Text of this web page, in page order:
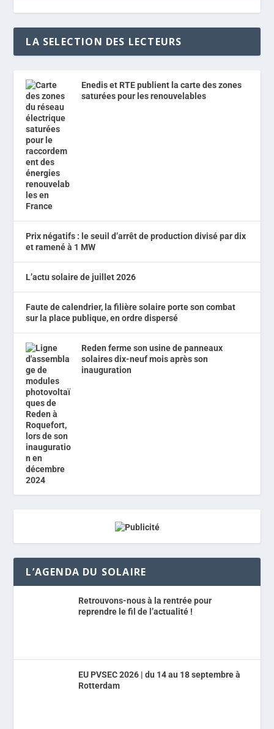
LA SELECTION DES LECTEURS
Enedis et RTE publient la carte des zones
saturées pour les renouvelables
Prix négatifs : le seuil d’arrêt de production divisé par dix
et ramené à 1 MW
L’actu solaire de juillet 2026
Faute de calendrier, la filière solaire porte son combat
sur la place publique, en ordre dispersé
Reden ferme son usine de panneaux
solaires dix-neuf mois après son
inauguration
L’AGENDA DU SOLAIRE
Retrouvons-nous à la rentrée pour
reprendre le fil de l’actualité !
EU PVSEC 2026 | du 14 au 18 septembre à
Rotterdam